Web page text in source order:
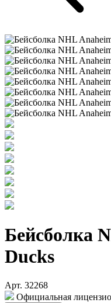
Бейсболка
Ducks
Арт. 32268
Официальная